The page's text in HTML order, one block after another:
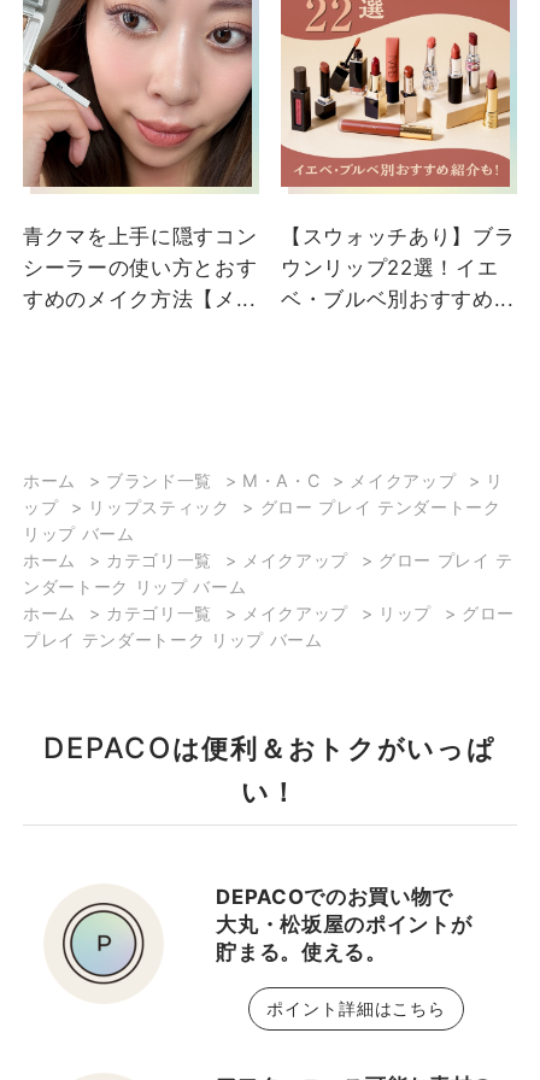
2024/07/27
【M・A・C グロー プレ
イ テンダートーク リップ
バーム】 洒落っ気と血色
感を両立した、M・A・C
ならではのリップバーム
トーンでも濃すぎず、薄
すぎない絶妙な色設計で
本来の唇の色よりも魅せ
の“色”に。 ③91％天然由
来成分＊1。スキンケア級
のうるおい感、 自然由来
の保湿成分を配合*2。 と
ろけるように伸びるバー
ムテクスチャーにはケア
に。 ④頬骨につけること
でツヤと血色感を与える
境への優しさを大切にし
たサステナブル・フォー
ミュラ*3 角度によって変
わるホログラム色でフォ
青クマを上手に隠すコン
シーラーの使い方とおす
すめのメイク方法【メ...
【スウォッチあり】ブラ
ウンリップ22選！イエ
ベ・ブルベ別おすすめ...
ホーム > ブランド一覧 > M・A・C > メイクアップ > リ
ップ
> リップスティック > グロー プレイ テンダートーク
リップ バーム
ホーム
> カテゴリ一覧 > メイクアップ > グロー プレイ テ
ンダートーク リップ バーム
ホーム
> カテゴリ一覧 > メイクアップ > リップ > グロー
プレイ テンダートーク リップ バーム
DEPACOは便利＆おトクがいっぱ
い！
DEPACOでのお買い物で
大丸・松坂屋のポイントが
貯まる。使える。
ポイント詳細はこちら